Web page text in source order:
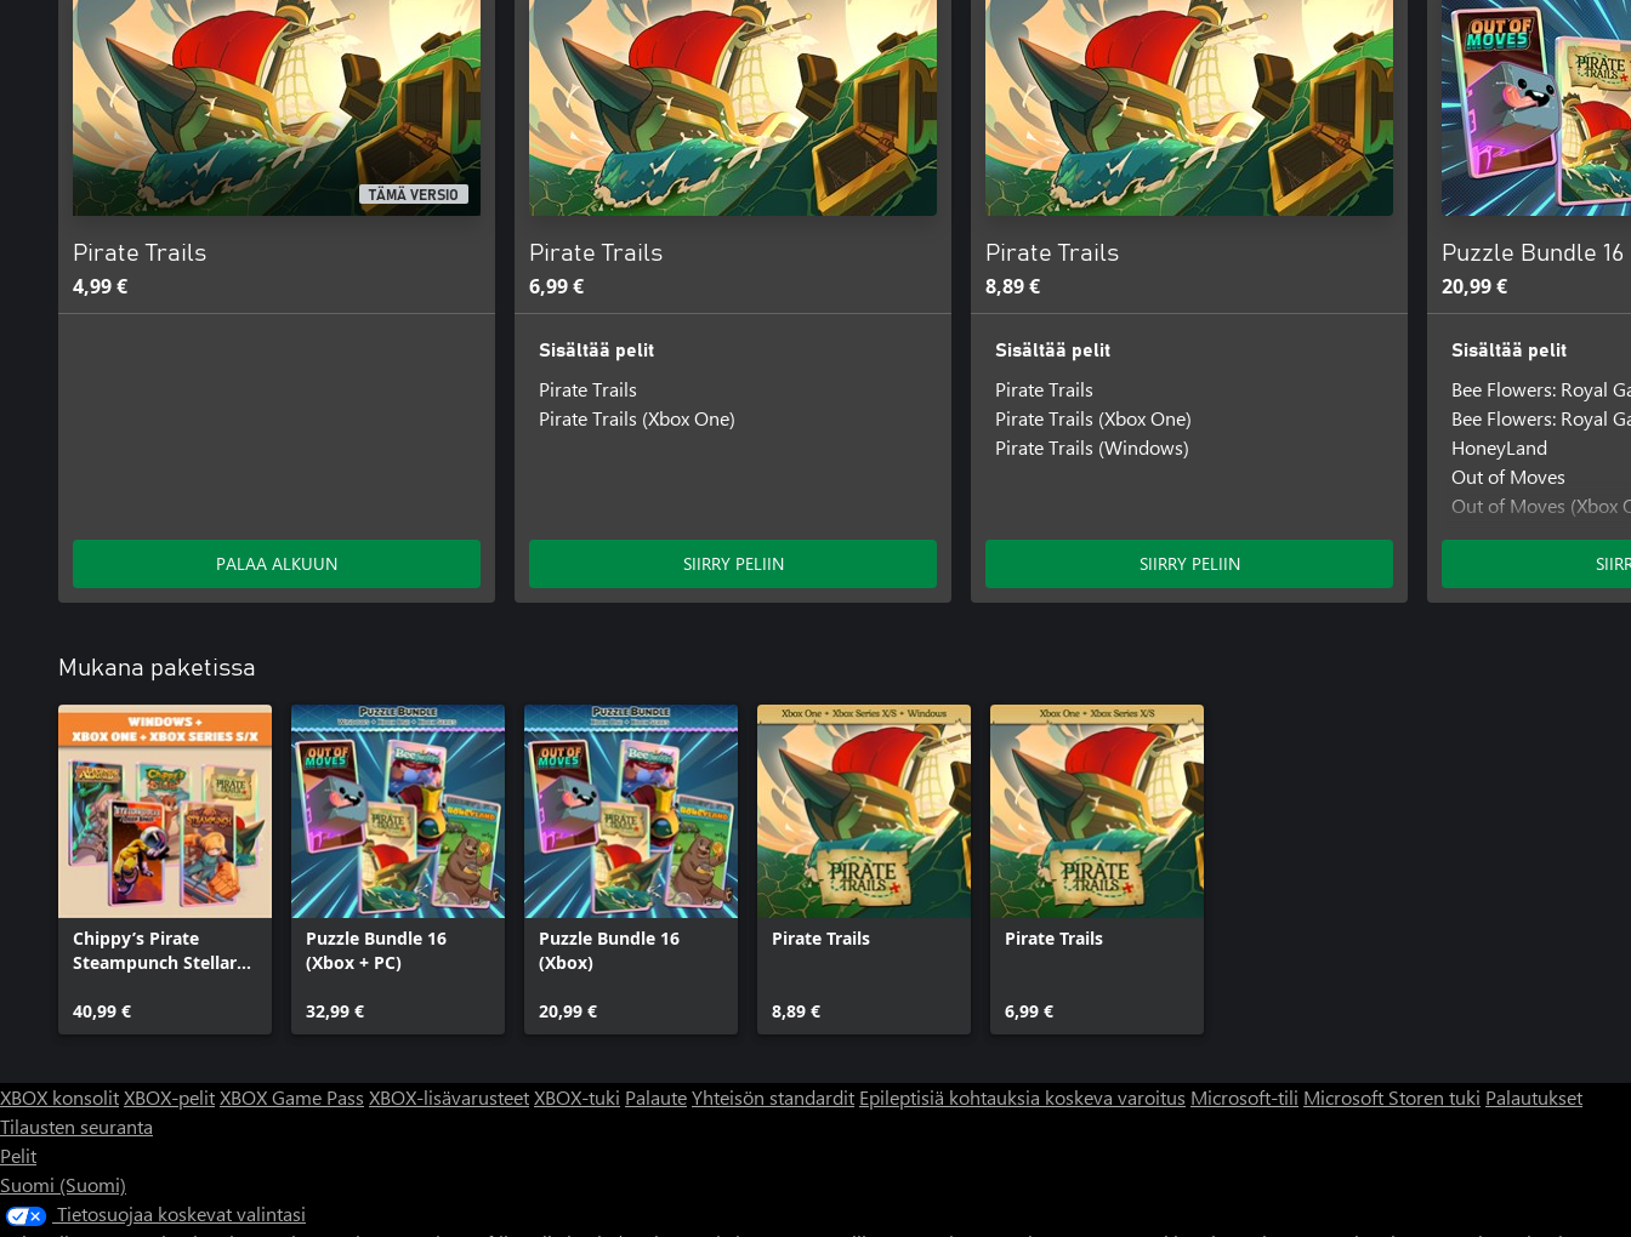
TÄMÄ VERSIO
Pirate Trails
4,99 €
PALAA ALKUUN
Pirate Trails
6,99 €
Sisältää pelit
Pirate Trails
Pirate Trails (Xbox One)
SIIRRY PELIIN
Pirate Trails
8,89 €
Sisältää pelit
Pirate Trails
Pirate Trails (Xbox One)
Pirate Trails (Windows)
SIIRRY PELIIN
Puzzle Bundle 16
20,99 €
Sisältää pelit
Bee Flowers: Royal
Bee Flowers: Royal
HoneyLand
Out of Moves
Out of Moves (Xbox
Pirate Trails
Pirate Trails (Xbox
Mukana paketissa
Chippy’s Pirate
Steampunch Stellar
40,99 €
Puzzle Bundle 16
(Xbox + PC)
32,99 €
Puzzle Bundle 16
(Xbox)
20,99 €
Pirate Trails
8,89 €
Pirate Trails
6,99 €
XBOX konsolitXBOX-pelitXBOX Game Pass XBOX-lisävarusteetXBOX-tuki PalauteYhteisön standardit Epileptisiä kohtauksia koskeva varoitus Microsoft-tili Microsoft Storen tuki Palautukset
Tilausten seuranta
Pelit
Suomi (Suomi)
Tietosuojaa koskevat valintasi